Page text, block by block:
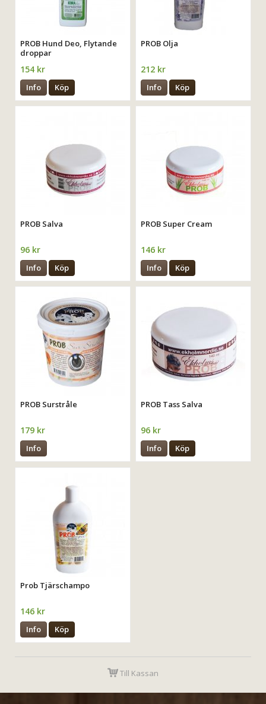
PROB Hund Deo, Flytande
droppar
154 kr
Info Köp
PROB Olja
212 kr
Info Köp
PROB Salva
96 kr
Info Köp
PROB Super Cream
146 kr
Info Köp
PROB Surstråle
179 kr
Info
PROB Tass Salva
96 kr
Info Köp
Prob Tjärschampo
146 kr
Info Köp
Till Kassan